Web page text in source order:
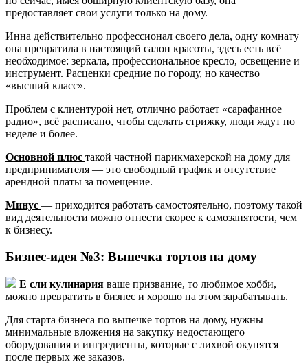
предоставляет свои услуги только на дому.
Инна действительно профессионал своего дела, одну комнату
она превратила в настоящий салон красоты, здесь есть всё
необходимое: зеркала, профессиональное кресло, освещение и
инструмент. Расценки средние по городу, но качество
«высший класс».
Проблем с клиентурой нет, отлично работает «сарафанное
радио», всё расписано, чтобы сделать стрижку, люди ждут по
неделе и более.
Основной плюс такой частной парикмахерской на дому для
предпринимателя — это свободный график и отсутствие
арендной платы за помещение.
Минус — приходится работать самостоятельно, поэтому такой
вид деятельности можно отнести скорее к самозанятости, чем
к бизнесу.
Бизнес-идея №3: Выпечка тортов на дому
Е сли кулинария ваше призвание, то любимое хобби,
можно превратить в бизнес и хорошо на этом зарабатывать.
Для старта бизнеса по выпечке тортов на дому, нужны
минимальные вложения на закупку недостающего
оборудования и ингредиенты, которые с лихвой окупятся
после первых же заказов.